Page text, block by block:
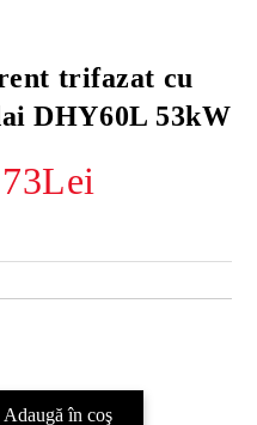
trifazat cu
DHY60L 53kW